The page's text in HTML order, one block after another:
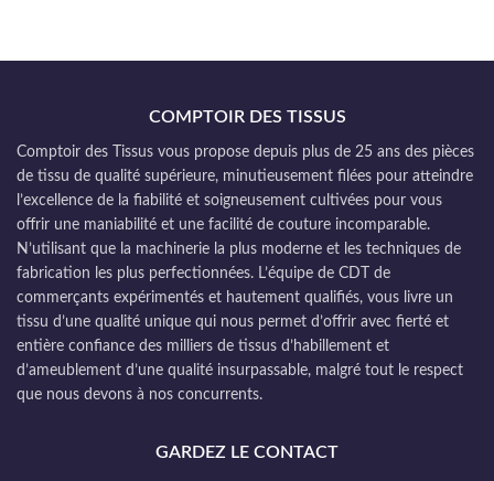
COMPTOIR DES TISSUS
Comptoir des Tissus vous propose depuis plus de 25 ans des pièces
de tissu de qualité supérieure, minutieusement filées pour atteindre
l’excellence de la fiabilité et soigneusement cultivées pour vous
offrir une maniabilité et une facilité de couture incomparable.
N’utilisant que la machinerie la plus moderne et les techniques de
fabrication les plus perfectionnées. L’équipe de CDT de
commerçants expérimentés et hautement qualifiés, vous livre un
tissu d’une qualité unique qui nous permet d’offrir avec fierté et
entière confiance des milliers de tissus d’habillement et
d’ameublement d’une qualité insurpassable, malgré tout le respect
que nous devons à nos concurrents.
GARDEZ LE CONTACT